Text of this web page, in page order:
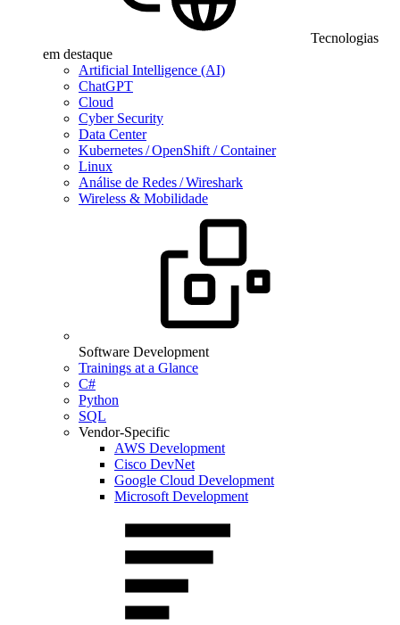
Tecnologias
em destaque
Artificial Intelligence (AI)
ChatGPT
Cloud
Cyber Security
Data Center
Kubernetes / OpenShift / Container
Linux
Análise de Redes / Wireshark
Wireless & Mobilidade
Software Development
Trainings at a Glance
C#
Python
SQL
Vendor-Specific
AWS Development
Cisco DevNet
Google Cloud Development
Microsoft Development